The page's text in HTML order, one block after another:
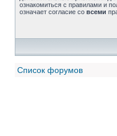
ознакомиться с правилами и
означает согласие со всеми
Список форумов